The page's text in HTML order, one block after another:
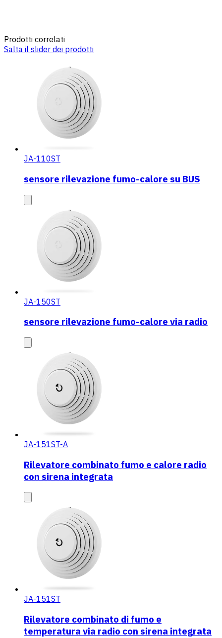
Prodotti correlati
Salta il slider dei prodotti
JA-110ST
sensore rilevazione fumo-calore su BUS
JA-150ST
sensore rilevazione fumo-calore via radio
JA-151ST-A
Rilevatore combinato fumo e calore radio
con sirena integrata
JA-151ST
Rilevatore combinato di fumo e
temperatura via radio con sirena integrata